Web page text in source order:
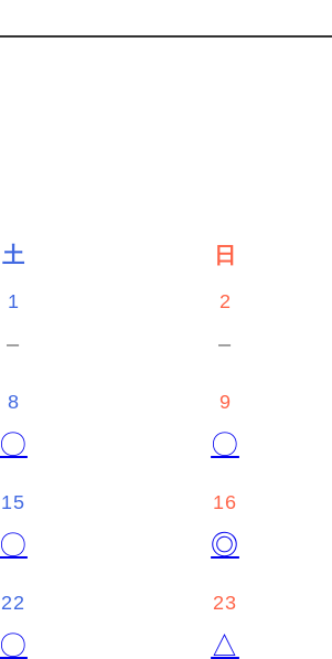
土 日
1
－
2
－
8
〇
9
〇
15
〇
16
◎
22
〇
23
△